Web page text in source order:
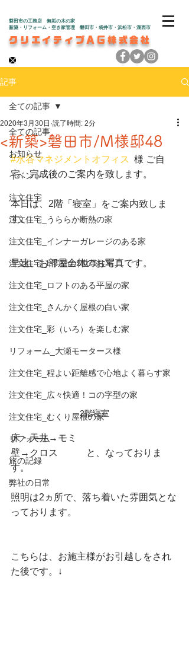
クリエイティブAG株式会社
磐田市の工務店 無垢の木の家
新築・リフォーム・空き家管理 磐田市・袋井市・浜松市・湖西市
記事
全ての記事
お知らせ
イベント
注文住宅
注文住宅_うららか断熱の家
注文住宅_インナーガレージのある家
注文住宅_L字型の2世帯住宅
注文住宅_ロフトのある平屋の家
注文住宅_さんかく屋根の白い家
注文住宅_彩（いろ）を楽しむ家
リフォーム_大瀬モータース様
注文住宅_程よい距離感で心地よく暮らす家
注文住宅_広々快適！コの字型の家
注文住宅_むくり屋根の家
リフォーム
旅の記録
弊社の日常
全ての記事
<新築>磐田市/M様邸48
2020年3月30日 読了時間: 2分
#水谷マネジメントオフィス
  様 ご自
宅、完成後のご案内を致します。
本日は、2階「寝室」をご案内致しま
す。
早速、お部屋全体のお写真です。
2階寝室
床・天井→モミ
壁→クロス　　　と、なっておりま
す。
照明は2ヵ所で、落ち着いた雰囲気とな
っております。
こちらは、お施主様がお引越しをされ
た後です。
↓